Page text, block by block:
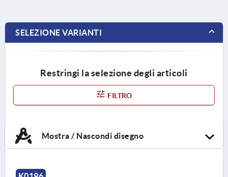
SELEZIONE VARIANTI
Restringi la selezione degli articoli
FILTRO
Mostra / Nascondi disegno